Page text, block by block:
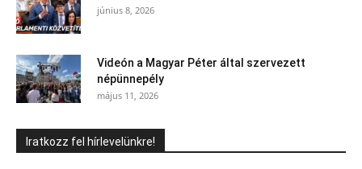
június 8, 2026
Videón a Magyar Péter által szervezett
népünnepély
május 11, 2026
Iratkozz fel hírlevelünkre!